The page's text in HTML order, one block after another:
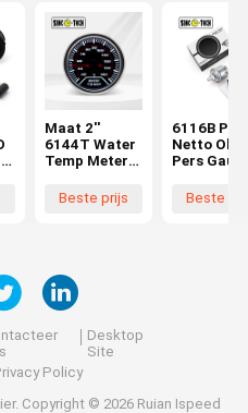
Maat 2''
6144T Water
Temp Meter
TECH Auto
Mobiele Led
Beste prijs
6116B
Netto Olie
Pers
Mobiele
Beste
Desktop
Site
Policy
Copyright © 2026 Ruian Ispeed